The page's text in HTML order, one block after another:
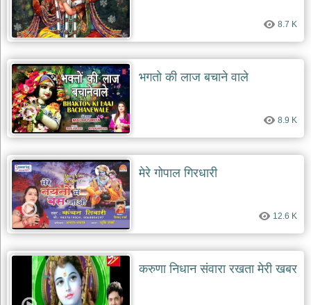
8.7 K
भगतो की लाज बचाने वाले
8.9 K
मेरे गोपाल गिरधारी
12.6 K
करुणा निधान संवारा रखता मेरी खबर